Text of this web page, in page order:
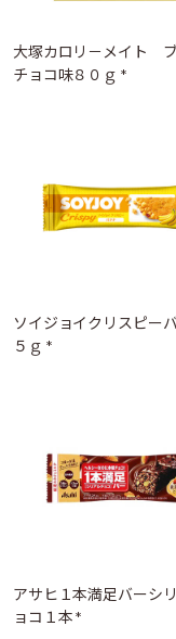
大塚カロリ－メイト
チョコ味８０ｇ *
ソイジョイクリスピー
５ｇ *
アサヒ１本満足バーシ
ョコ１本 *